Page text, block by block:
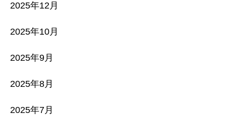
2025年12月
2025年10月
2025年9月
2025年8月
2025年7月